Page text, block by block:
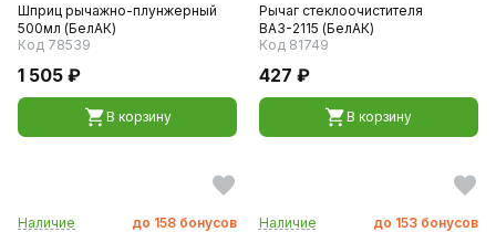
Шприц рычажно-плунжерный
500мл (БелАК)
Код 78539
1 505 ₽
В корзину
Рычаг стеклоочистителя
ВАЗ-2115 (БелАК)
Код 81749
427 ₽
В корзину
Наличие до 158 бонусов
Наличие до 153 бонусов